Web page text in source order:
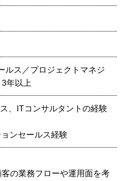
ルス／プロジェクトマネジ
3年以上
、ITコンサルタントの経験
ンセールス経験
の業務フローや運用面を考